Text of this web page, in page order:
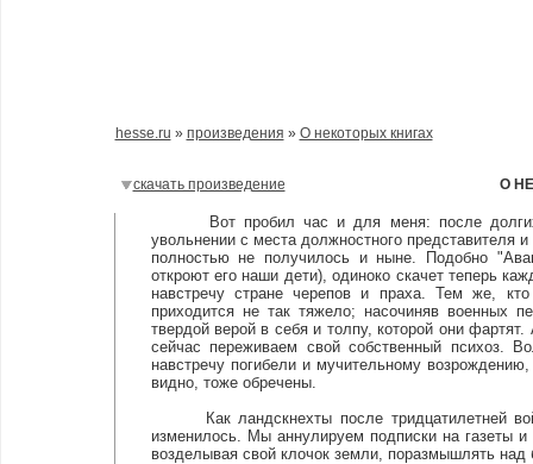
hesse.ru » произведения » О некоторых книгах
скачать произведение О
Вот пробил час и для меня: после долгих
увольнении с места должностного представителя
полностью не получилось и ныне. Подобно
откроют его наши дети), одиноко скачет теперь
навстречу стране черепов и праха. Тем же,
приходится не так тяжело; насочиняв военных
твердой верой в себя и толпу, которой они
сейчас переживаем свой собственный психоз.
навстречу погибели и мучительному
видно, тоже обречены.
Как ландскнехты после тридцатилетней
изменилось. Мы аннулируем подписки на газеты
возделывая свой клочок земли, поразмышлять